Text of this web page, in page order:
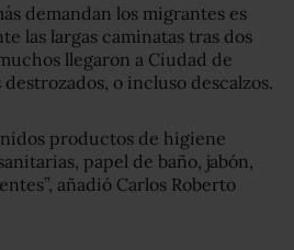
demandan los migrantes es
las largas caminatas tras dos
llegaron a Ciudad de
o incluso descalzos.
productos de higiene
papel de baño, jabón,
añadió Carlos Roberto